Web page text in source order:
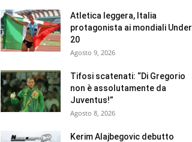
Atletica leggera, Italia
protagonista ai mondiali Under
20
Agosto 9, 2026
Tifosi scatenati: “Di Gregorio
non è assolutamente da
Juventus!”
Agosto 8, 2026
Kerim Alajbegovic debutto